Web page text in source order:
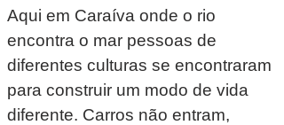
Aqui em Caraíva onde o rio
encontra o mar pessoas de
diferentes culturas se encontraram
para construir um modo de vida
diferente. Carros não entram,